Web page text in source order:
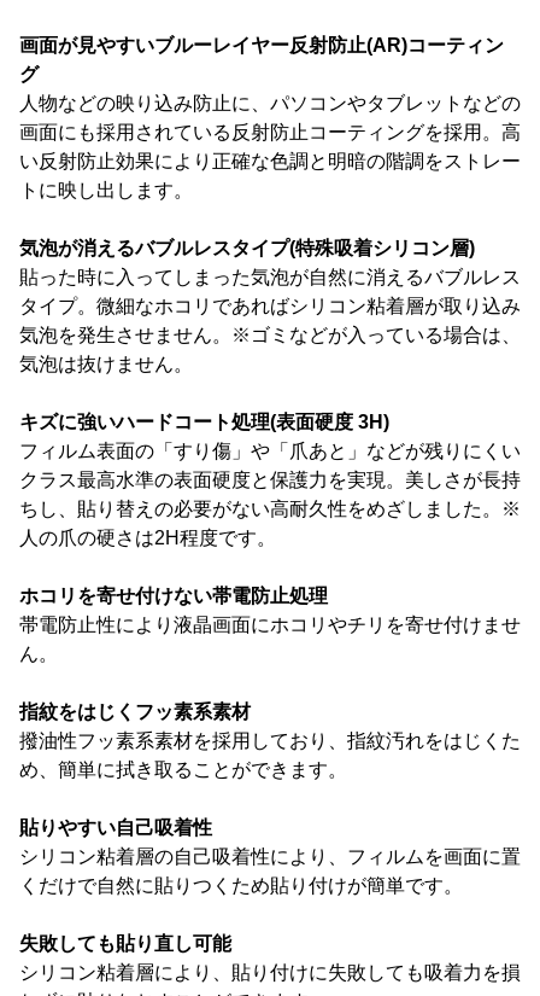
画面が見やすいブルーレイヤー反射防止(AR)コーティン
グ
人物などの映り込み防止に、パソコンやタブレットなどの
画面にも採用されている反射防止コーティングを採用。高
い反射防止効果により正確な色調と明暗の階調をストレー
トに映し出します。
気泡が消えるバブルレスタイプ(特殊吸着シリコン層)
貼った時に入ってしまった気泡が自然に消えるバブルレス
タイプ。微細なホコリであればシリコン粘着層が取り込み
気泡を発生させません。※ゴミなどが入っている場合は、
気泡は抜けません。
キズに強いハードコート処理(表面硬度 3H)
フィルム表面の「すり傷」や「爪あと」などが残りにくい
クラス最高水準の表面硬度と保護力を実現。美しさが長持
ちし、貼り替えの必要がない高耐久性をめざしました。※
人の爪の硬さは2H程度です。
ホコリを寄せ付けない帯電防止処理
帯電防止性により液晶画面にホコリやチリを寄せ付けませ
ん。
指紋をはじくフッ素系素材
撥油性フッ素系素材を採用しており、指紋汚れをはじくた
め、簡単に拭き取ることができます。
貼りやすい自己吸着性
シリコン粘着層の自己吸着性により、フィルムを画面に置
くだけで自然に貼りつくため貼り付けが簡単です。
失敗しても貼り直し可能
シリコン粘着層により、貼り付けに失敗しても吸着力を損